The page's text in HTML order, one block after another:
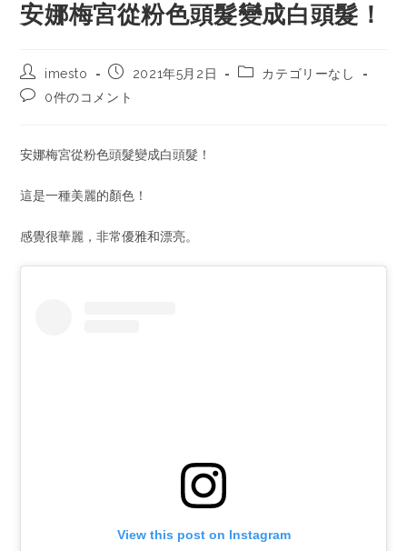
安娜梅宮從粉色頭髮變成白頭髮！
imesto 2021年5月2日
カテゴリーなし
0件のコメント
安娜梅宮從粉色頭髮變成白頭髮！
這是一種美麗的顏色！
感覺很華麗，非常優雅和漂亮。
View this post on Instagram